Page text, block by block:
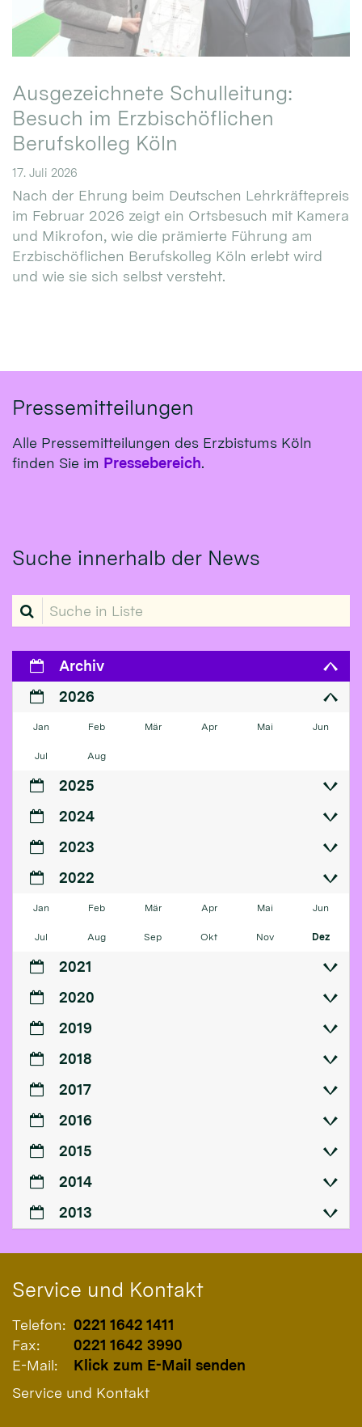
Ausgezeichnete Schulleitung:
Besuch im Erzbischöflichen
Berufskolleg Köln
17. Juli 2026
Nach der Ehrung beim Deutschen Lehrkräftepreis
im Februar 2026 zeigt ein Ortsbesuch mit Kamera
und Mikrofon, wie die prämierte Führung am
Erzbischöflichen Berufskolleg Köln erlebt wird
und wie sie sich selbst versteht.
Pressemitteilungen
Alle Pressemitteilungen des Erzbistums Köln
finden Sie im Pressebereich.
Suche innerhalb der News
Suche in Liste
Archiv
2026
Jan Feb Mär Apr Mai Jun
Jul Aug
2025
2024
2023
2022
Jan Feb Mär Apr Mai Jun
Jul Aug Sep Okt Nov Dez
2021
2020
2019
2018
2017
2016
2015
2014
2013
Service und Kontakt
Telefon: 0221 1642 1411
Fax:
0221 1642 3990
E-Mail:
Klick zum E-Mail senden
Service und Kontakt